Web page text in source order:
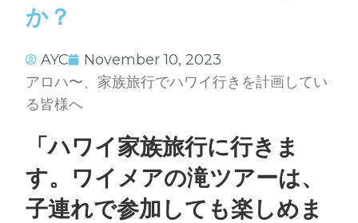
か？
AYC
November 10, 2023
アロハ〜、家族旅行でハワイ行きを計画してい
る皆様へ
「ハワイ家族旅行に行きま
す。 ワイメアの滝ツアーは、
子連れで参加しても楽しめま